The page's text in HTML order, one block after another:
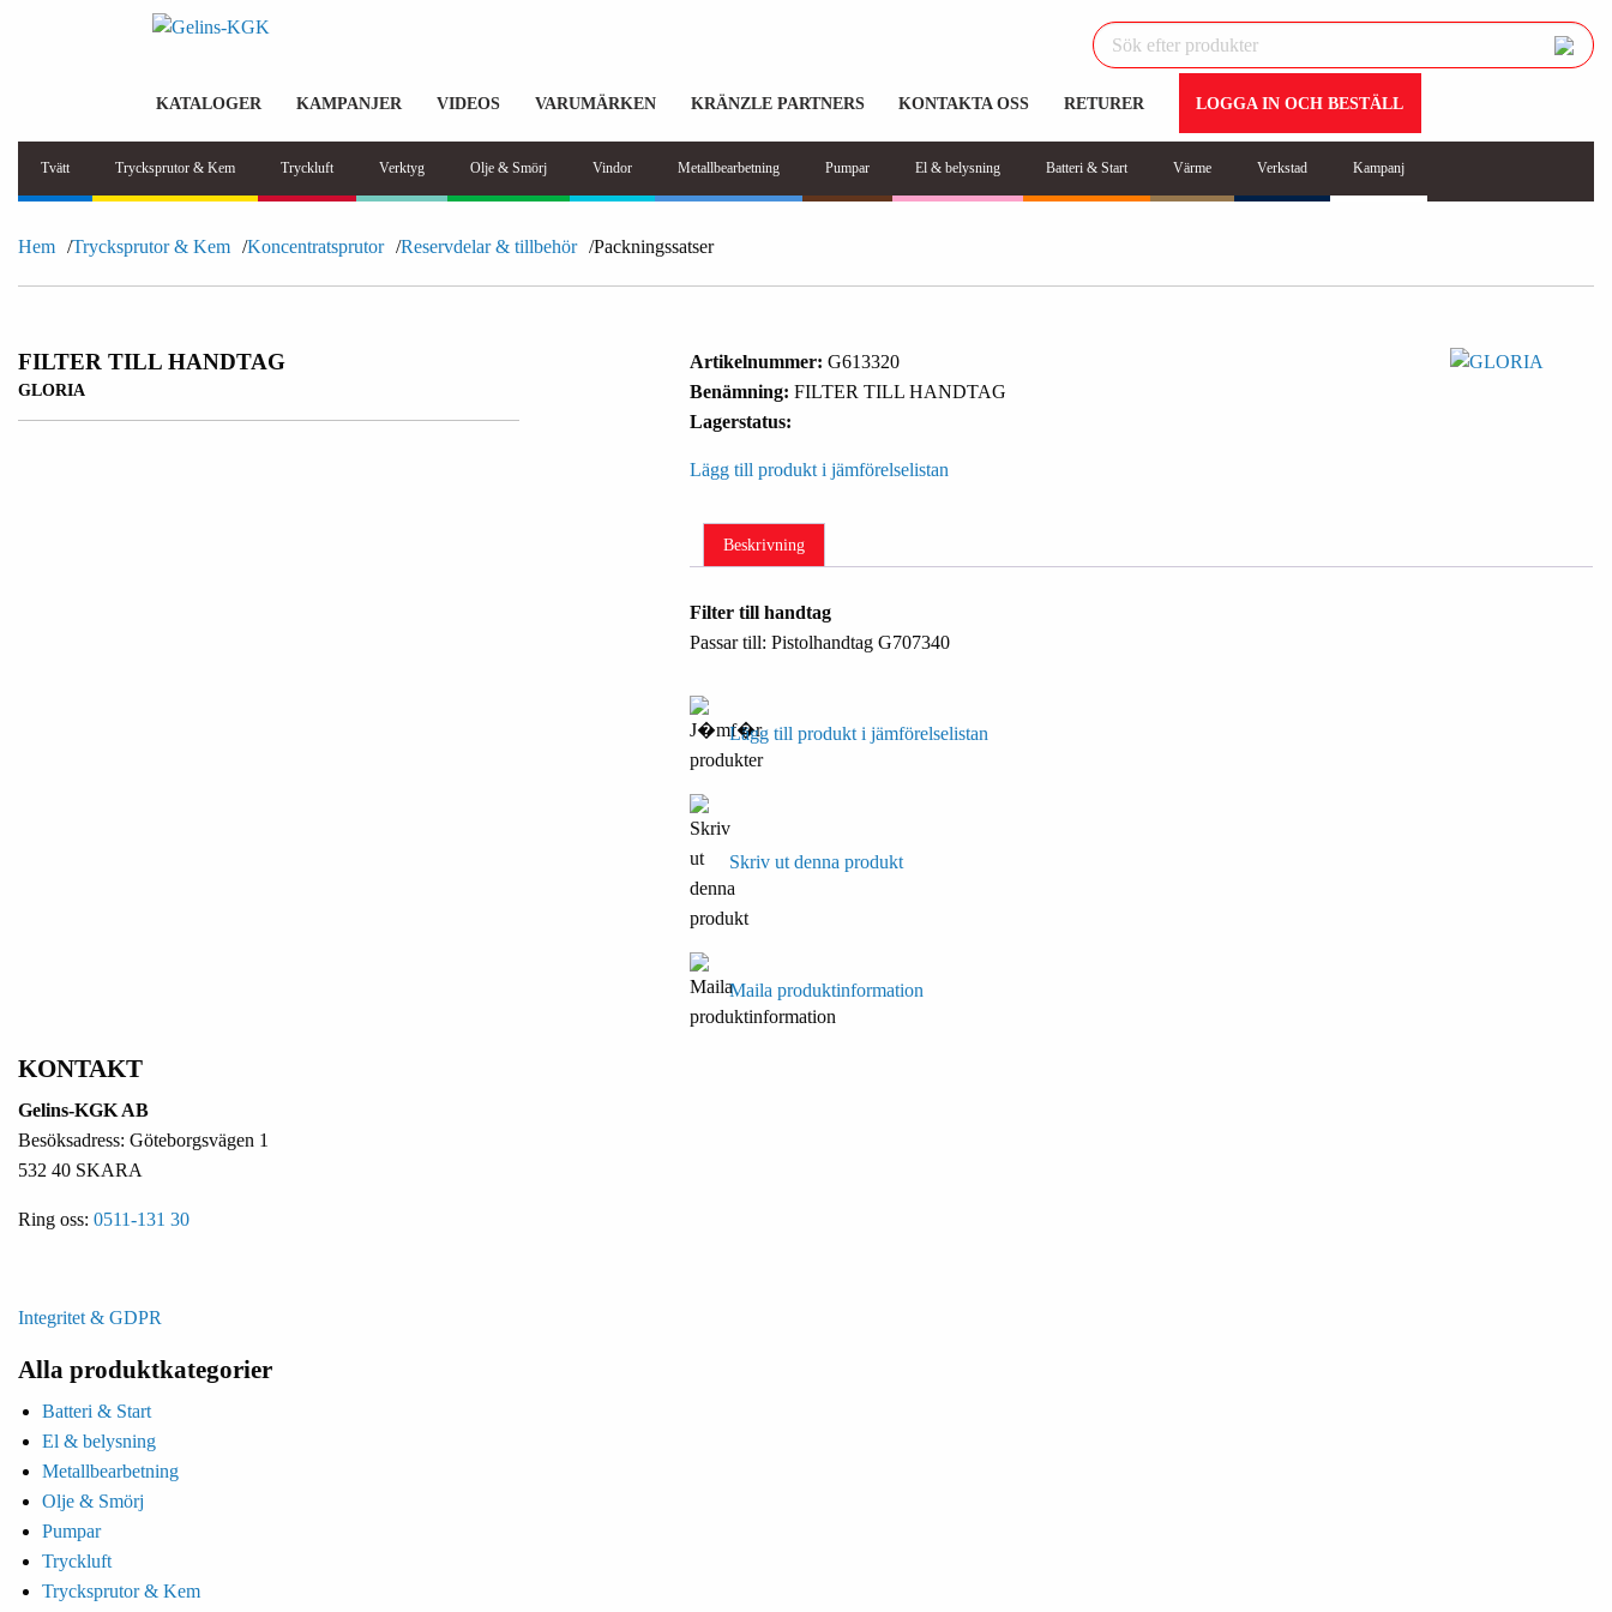
KATALOGER KAMPANJER VIDEOS VARUMÄRKEN KRÄNZLE PARTNERS KONTAKTA OSS RETURER LOGGA IN OCH BESTÄLL
Tvätt Trycksprutor & Kem Tryckluft Verktyg Olje & Smörj Vindor Metallbearbetning Pumpar El & belysning Batteri & Start Värme Verkstad Kampanj
Hem Trycksprutor & Kem Koncentratsprutor Reservdelar & tillbehör Packningssatser
FILTER TILL HANDTAG
GLORIA
Artikelnummer: G613320
Benämning: FILTER TILL HANDTAG
Lagerstatus:
Lägg till produkt i jämförelselistan
Beskrivning
Filter till handtag
Passar till: Pistolhandtag G707340
Lägg till produkt i jämförelselistan
Skriv ut denna produkt
Maila produktinformation
KONTAKT
Gelins-KGK AB
Besöksadress: Göteborgsvägen 1
532 40 SKARA
Ring oss: 0511-131 30
Integritet & GDPR
Alla produktkategorier
Batteri & Start
El & belysning
Metallbearbetning
Olje & Smörj
Pumpar
Tryckluft
Trycksprutor & Kem